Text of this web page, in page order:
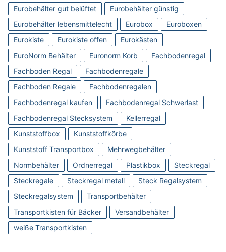
Eurobehälter gut belüftet
Eurobehälter günstig
Eurobehälter lebensmittelecht
Eurobox
Euroboxen
Eurokiste
Eurokiste offen
Eurokästen
EuroNorm Behälter
Euronorm Korb
Fachbodenregal
Fachboden Regal
Fachbodenregale
Fachboden Regale
Fachbodenregalen
Fachbodenregal kaufen
Fachbodenregal Schwerlast
Fachbodenregal Stecksystem
Kellerregal
Kunststoffbox
Kunststoffkörbe
Kunststoff Transportbox
Mehrwegbehälter
Normbehälter
Ordnerregal Plastikbox
Steckregal
Steckregale
Steckregal metall
Steck Regalsystem
Steckregalsystem
Transportbehälter
Transportkisten für Bäcker
Versandbehälter
weiße Transportkisten